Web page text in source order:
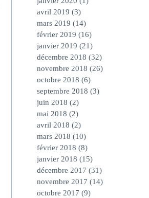
avril 2019 (3)
mars 2019 (14)
février 2019 (16)
janvier 2019 (21)
décembre 2018 (32)
novembre 2018 (26)
octobre 2018 (6)
septembre 2018 (3)
juin 2018 (2)
mai 2018 (2)
avril 2018 (2)
mars 2018 (10)
février 2018 (8)
janvier 2018 (15)
décembre 2017 (31)
novembre 2017 (14)
octobre 2017 (9)